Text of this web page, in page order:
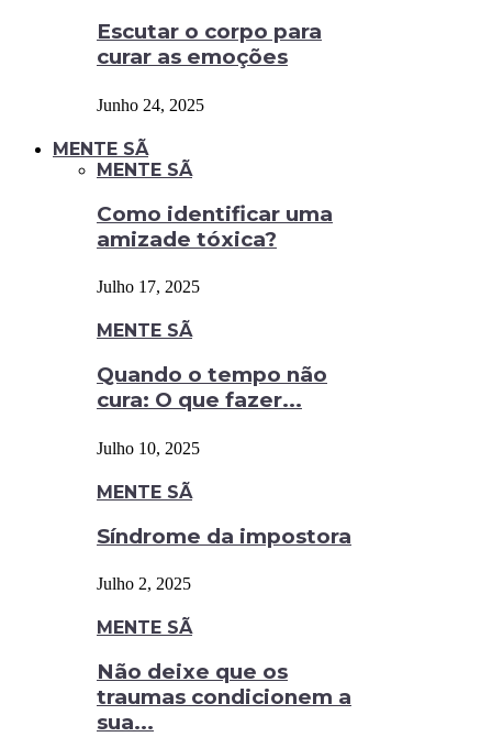
Escutar o corpo para
curar as emoções
Junho 24, 2025
MENTE SÃ
MENTE SÃ
Como identificar uma
amizade tóxica?
Julho 17, 2025
MENTE SÃ
Quando o tempo não
cura: O que fazer...
Julho 10, 2025
MENTE SÃ
Síndrome da impostora
Julho 2, 2025
MENTE SÃ
Não deixe que os
traumas condicionem a
sua...